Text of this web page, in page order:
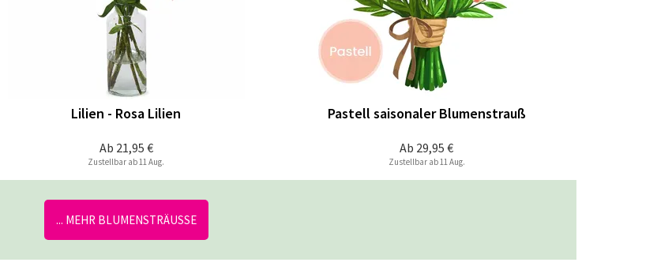
Ab 21,95 €
Lilien - Rosa Lilien
Zustellbar ab 11 Aug.
Ab 29,95 €
Pastell saisonaler Blumenstrauß
Zustellbar ab 11 Aug.
... MEHR BLUMENSTRÄUSSE